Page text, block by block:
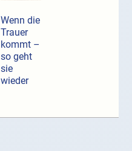
Wenn die
Trauer
kommt –
so geht
sie
wieder